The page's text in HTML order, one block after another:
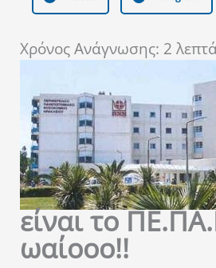
Χρόνος Ανάγνωσης: 2
είναι το
ωαίοοο!!